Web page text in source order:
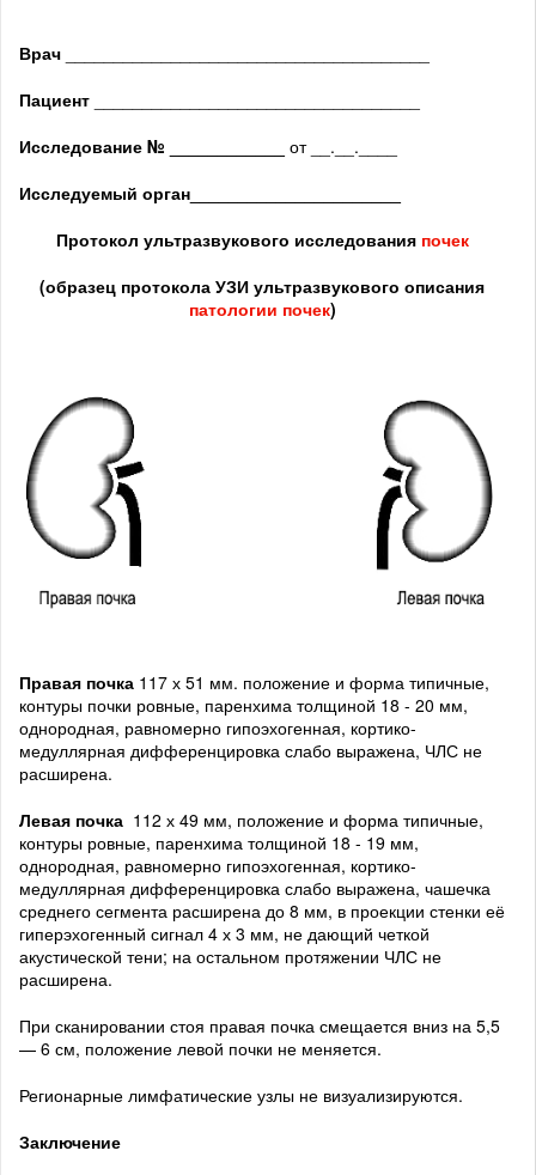
Врач
Пациент
Исследование № ____________ от __.__.____
Исследуемый орган
Протокол ультразвукового исследования почек
(образец протокола УЗИ ультразвукового описания
патологии почек)
Правая почка 117 х 51 мм. положение и форма типичные,
контуры почки ровные, паренхима толщиной 18 - 20 мм,
однородная, равномерно гипоэхогенная, кортико-
медуллярная дифференцировка слабо выражена, ЧЛС не
расширена.
Левая почка 112 х 49 мм, положение и форма типичные,
контуры ровные, паренхима толщиной 18 - 19 мм,
однородная, равномерно гипоэхогенная, кортико-
медуллярная дифференцировка слабо выражена, чашечка
среднего сегмента расширена до 8 мм, в проекции стенки её
гиперэхогенный сигнал 4 х 3 мм, не дающий четкой
акустической тени; на остальном протяжении ЧЛС не
расширена.
При сканировании стоя правая почка смещается вниз на 5,5
— 6 см, положение левой почки не меняется.
Регионарные лимфатические узлы не визуализируются.
Заключение